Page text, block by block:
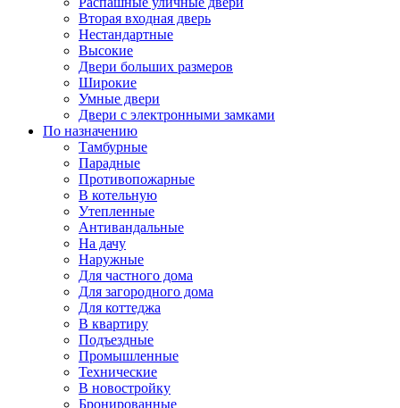
Вторая входная дверь
Нестандартные
Высокие
Двери больших размеров
Широкие
Умные двери
Двери с электронными замками
По назначению
Тамбурные
Парадные
Противопожарные
В котельную
Утепленные
Антивандальные
На дачу
Наружные
Для частного дома
Для загородного дома
Для коттеджа
В квартиру
Подъездные
Промышленные
Технические
В новостройку
Бронированные